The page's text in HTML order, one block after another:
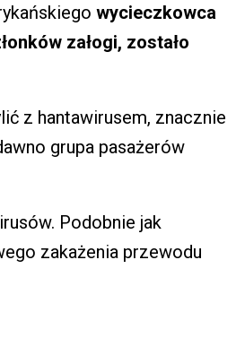
wycieczkowca
załogi, zostało
z hantawirusem, znacznie
grupa pasażerów
Podobnie jak
zakażenia przewodu